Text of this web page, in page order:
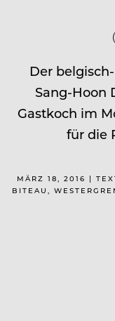
Der
Sang-Hoon
Gastkoch im
für die
MÄRZ 18, 2016 |
BITEAU,